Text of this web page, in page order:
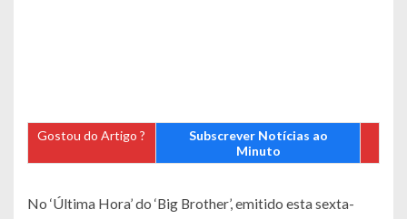
Gostou do Artigo ?
Subscrever Notícias ao
Minuto
No ‘Última Hora’ do ‘Big Brother’, emitido esta sexta-